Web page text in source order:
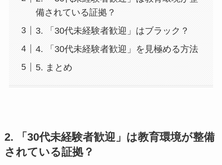
備されている証拠？
3. 「30代未経験者歓迎」はブラック？
4. 「30代未経験者歓迎」を見極める方法
5. まとめ
2. 「30代未経験者歓迎」は教育環境が整備
されている証拠？